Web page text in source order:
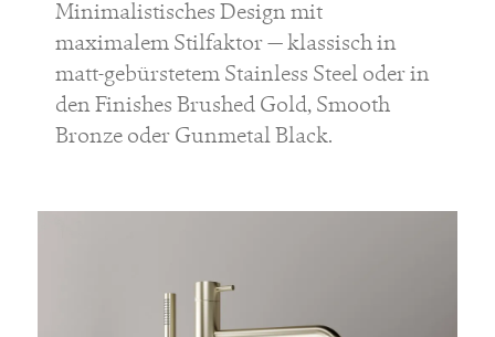
Minimalistisches Design mit
maximalem Stilfaktor — klassisch in
matt-gebürstetem Stainless Steel oder in
den Finishes Brushed Gold, Smooth
Bronze oder Gunmetal Black.